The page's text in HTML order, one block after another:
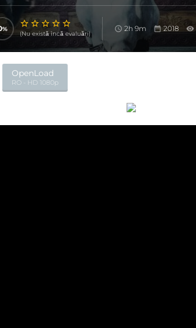
(Nu există încă evaluări)
2h 9m 2018
OpenLoad
RO - HD 1080p